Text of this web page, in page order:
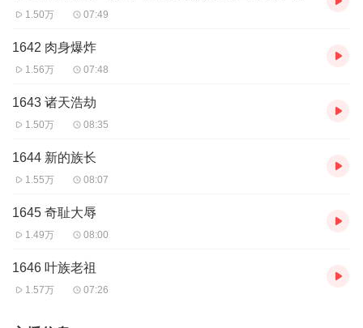
1.50万 07:49
1642 肉身爆炸
1.56万 07:48
1643 诸天浩劫
1.50万 08:35
1644 新的族长
1.55万 08:07
1645 奇耻大辱
1.49万 08:00
1646 叶族老祖
1.57万 07:26